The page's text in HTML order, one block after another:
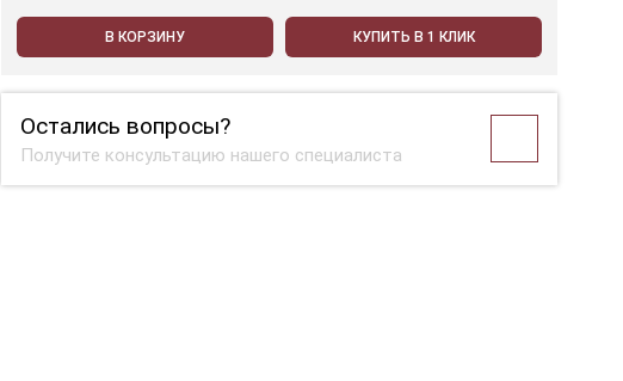
В КОРЗИНУ КУПИТЬ В 1 КЛИК
Остались вопросы?
Получите консультацию нашего специалиста